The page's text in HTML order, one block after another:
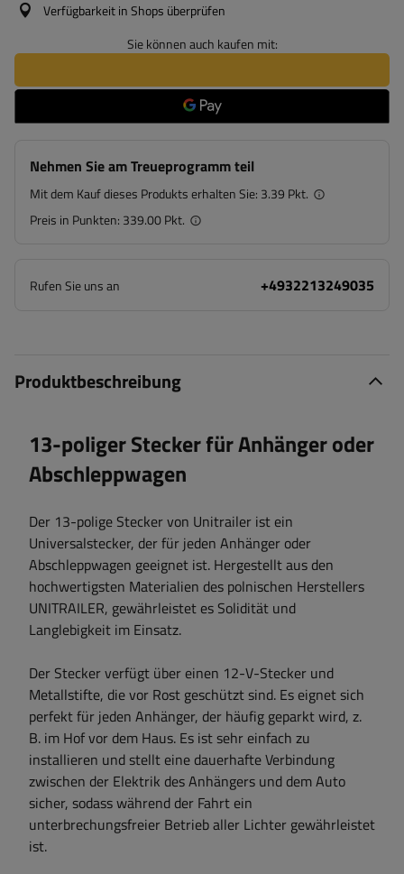
Verfügbarkeit in Shops überprüfen
Sie können auch kaufen mit:
Nehmen Sie am Treueprogramm teil
Mit dem Kauf dieses Produkts erhalten Sie: 3.39 Pkt.
Preis in Punkten: 339.00 Pkt.
Rufen Sie uns an +4932213249035
Produktbeschreibung
13-poliger Stecker für Anhänger oder
Abschleppwagen
Der 13-polige Stecker von Unitrailer ist ein
Universalstecker, der für jeden Anhänger oder
Abschleppwagen geeignet ist. Hergestellt aus den
hochwertigsten Materialien des polnischen Herstellers
UNITRAILER, gewährleistet es Solidität und
Langlebigkeit im Einsatz.
Der Stecker verfügt über einen 12-V-Stecker und
Metallstifte, die vor Rost geschützt sind. Es eignet sich
perfekt für jeden Anhänger, der häufig geparkt wird, z.
B. im Hof ​​vor dem Haus. Es ist sehr einfach zu
installieren und stellt eine dauerhafte Verbindung
zwischen der Elektrik des Anhängers und dem Auto
sicher, sodass während der Fahrt ein
unterbrechungsfreier Betrieb aller Lichter gewährleistet
ist.